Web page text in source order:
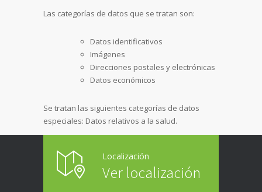
Las categorías de datos que se tratan son:
Datos identificativos
Imágenes
Direcciones postales y electrónicas
Datos económicos
Se tratan las siguientes categorías de datos
especiales: Datos relativos a la salud.
Localización
Ver localización